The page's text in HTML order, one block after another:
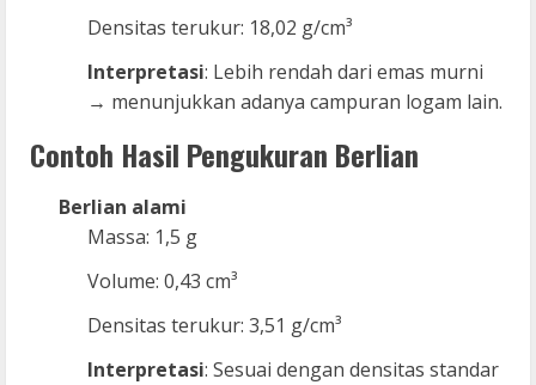
Densitas terukur: 18,02 g/cm³
Interpretasi: Lebih rendah dari emas murni
→ menunjukkan adanya campuran logam lain.
Contoh Hasil Pengukuran Berlian
Berlian alami
Massa: 1,5 g
Volume: 0,43 cm³
Densitas terukur: 3,51 g/cm³
Interpretasi: Sesuai dengan densitas standar